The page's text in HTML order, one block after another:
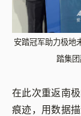
安踏冠军助力极地
踏集
在此次重返南
痕迹，用数据